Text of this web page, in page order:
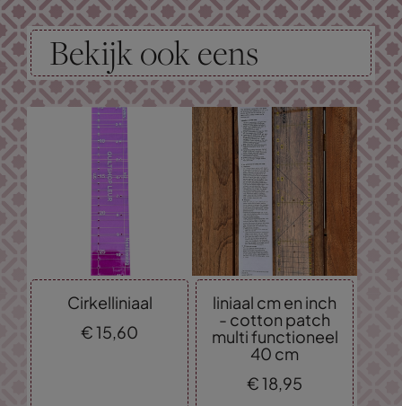
Bekijk ook eens
Cirkelliniaal
€15,60
liniaal cm en inch
- cotton patch
multi functioneel
40 cm
€18,95